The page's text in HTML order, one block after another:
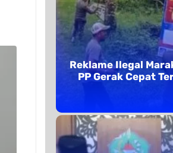
Reklame Ilegal
PP Gerak Cepat